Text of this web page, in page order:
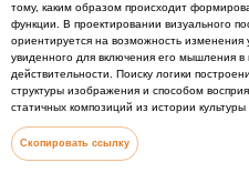
тому, каким образом происходит
функции. В проектировании визуального
ориентируется на возможность изменения
увиденного для включения его мышления в
действительности. Поиску логики
структуры изображения и способом
статичных композиций из истории
Скопировать ссылку